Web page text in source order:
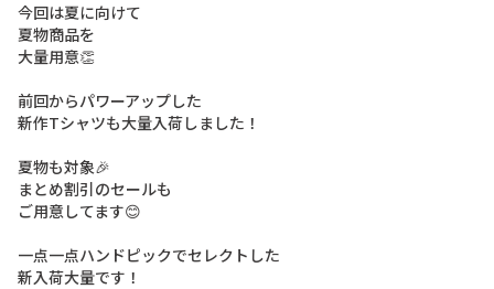
今回は夏に向けて
夏物商品を
大量用意👏
前回からパワーアップした
新作Tシャツも大量入荷しました！
夏物も対象🎉
まとめ割引のセールも
ご用意してます😊
一点一点ハンドピックでセレクトした
新入荷大量です！